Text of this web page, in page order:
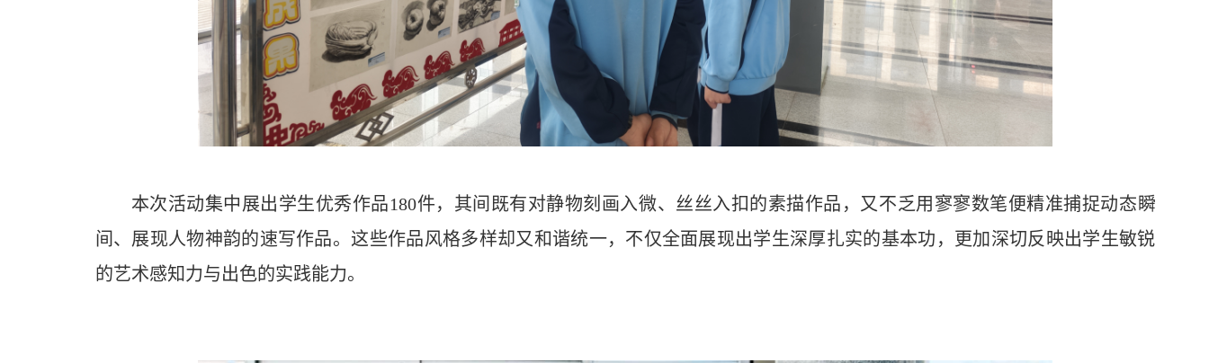
本次活动集中展出学生优秀作品180件，其间既有对静物刻画入微、丝丝入扣的素描作品，又不乏用寥寥数笔便精准捕捉动态瞬
间、展现人物神韵的速写作品。这些作品风格多样却又和谐统一，不仅全面展现出学生深厚扎实的基本功，更加深切反映出学生敏锐
的艺术感知力与出色的实践能力。